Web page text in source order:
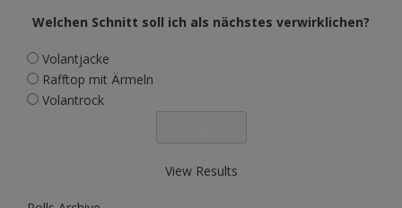
Welchen Schnitt soll ich als nächstes verwirklichen?
Volantjacke
Rafftop mit Ärmeln
Volantrock
View Results